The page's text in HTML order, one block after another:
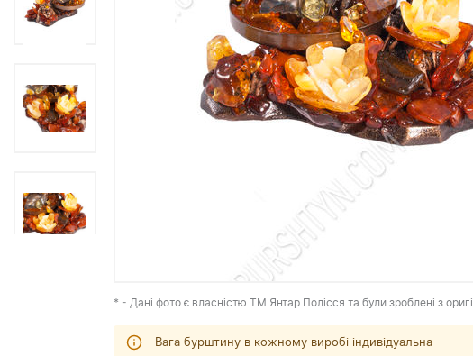
* - Дані фото є власністю ТМ Янтар Полісся та були зроблені з
Вага бурштину в кожному виробі індивідуальна